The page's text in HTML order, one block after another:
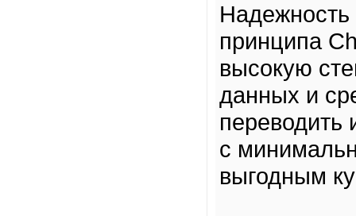
Надежность
принципа
высокую
данных и
переводить
с
выгодным